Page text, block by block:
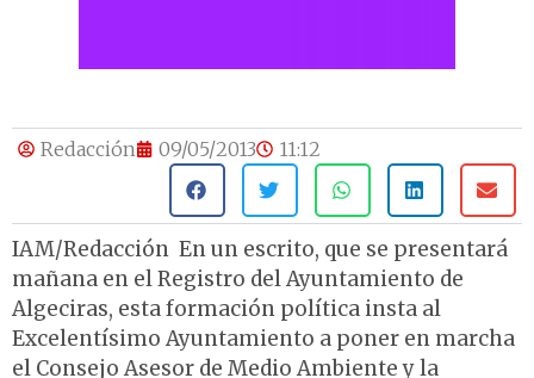
Redacción 09/05/2013 11:12
IAM/Redacción En un escrito, que se presentará
mañana en el Registro del Ayuntamiento de
Algeciras, esta formación política insta al
Excelentísimo Ayuntamiento a poner en marcha
el Consejo Asesor de Medio Ambiente y la